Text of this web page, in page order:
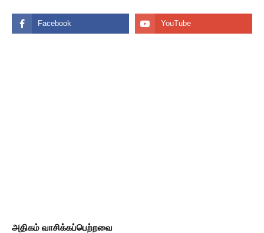
அதிகம் வாசிக்கப்பெற்றவை